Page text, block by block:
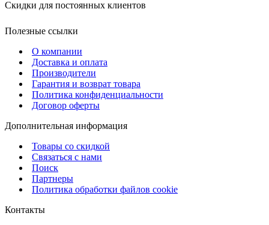
Скидки для постоянных клиентов
Полезные ссылки
О компании
Доставка и оплата
Производители
Гарантия и возврат товара
Политика конфиденциальности
Договор оферты
Дополнительная информация
Товары со скидкой
Связаться с нами
Поиск
Партнеры
Политика обработки файлов cookie
Контакты